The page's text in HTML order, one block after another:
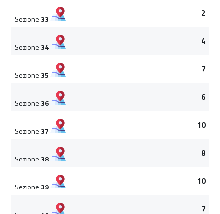
Sezione 33
2
Sezione 34
4
Sezione 35
7
Sezione 36
6
Sezione 37
10
Sezione 38
8
Sezione 39
10
7